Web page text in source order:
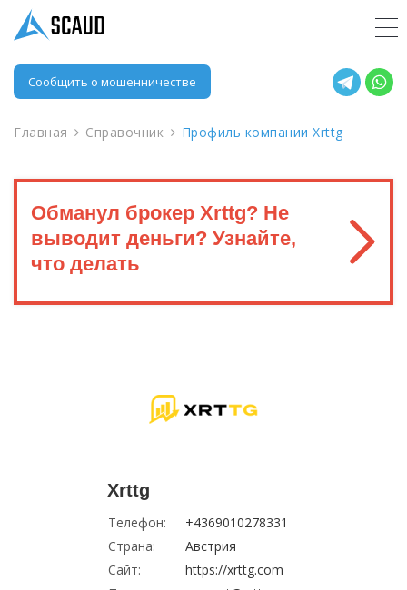
Сообщить о мошенничестве
Главная Справочник Профиль компании Xrttg
Обманул брокер Xrttg? Не
выводит деньги? Узнайте,
что делать
Xrttg
Телефон:
+4369010278331
Страна:
Австрия
Сайт:
https://xrttg.com